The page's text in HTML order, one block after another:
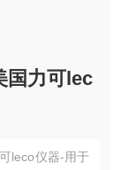
国力可lec
leco仪器-用于